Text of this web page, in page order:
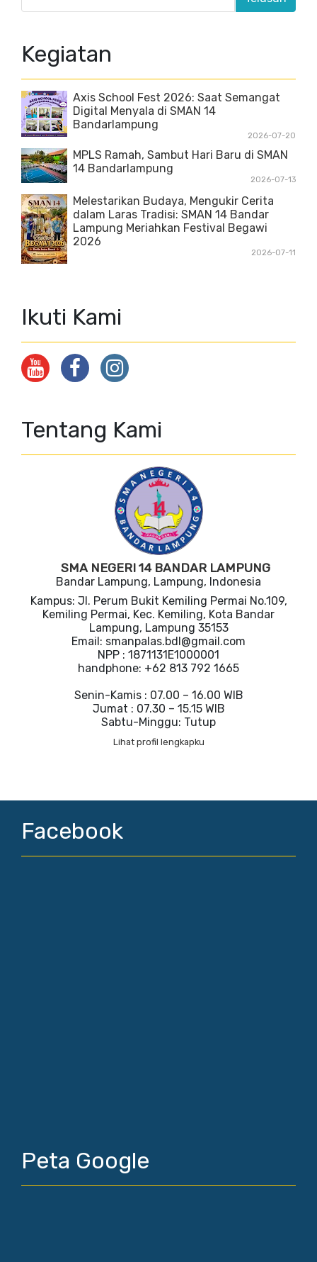
Kegiatan
Axis School Fest 2026: Saat Semangat
Digital Menyala di SMAN 14
Bandarlampung
2026-07-20
MPLS Ramah, Sambut Hari Baru di SMAN
14 Bandarlampung
2026-07-13
Melestarikan Budaya, Mengukir Cerita
dalam Laras Tradisi: SMAN 14 Bandar
Lampung Meriahkan Festival Begawi
2026
2026-07-11
Ikuti Kami
Tentang Kami
SMA NEGERI 14 BANDAR LAMPUNG
Bandar Lampung, Lampung, Indonesia
Kampus: Jl. Perum Bukit Kemiling Permai No.109,
Kemiling Permai, Kec. Kemiling, Kota Bandar
Lampung, Lampung 35153
Email: smanpalas.bdl@gmail.com
NPP : 1871131E1000001
handphone: +62 813 792 1665
Senin-Kamis : 07.00 – 16.00 WIB
Jumat : 07.30 – 15.15 WIB
Sabtu-Minggu: Tutup
Lihat profil lengkapku
Facebook
Peta Google